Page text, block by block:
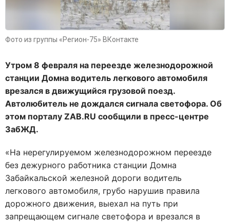
Фото из группы «Регион-75» ВКонтакте
Утром 8 февраля на переезде железнодорожной
станции Домна водитель легкового автомобиля
врезался в движущийся грузовой поезд.
Автолюбитель не дождался сигнала светофора. Об
этом порталу ZAB.RU сообщили в пресс-центре
ЗабЖД.
«На нерегулируемом железнодорожном переезде
без дежурного работника станции Домна
Забайкальской железной дороги водитель
легкового автомобиля, грубо нарушив правила
дорожного движения, выехал на путь при
запрещающем сигнале светофора и врезался в